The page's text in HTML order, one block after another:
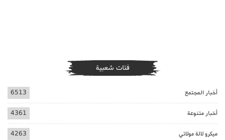
فئات شعبية
أخبار المجتمع 6513
أخبار متنوعة 4361
ميكرو لالة مولاتي 4263